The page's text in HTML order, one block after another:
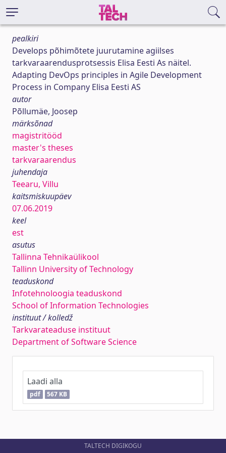
pealkiri
Develops põhimõtete juurutamine agiilses
tarkvaraarendusprotsessis Elisa Eesti As näitel.
Adapting DevOps principles in Agile Development
Process in Company Elisa Eesti AS
autor
Põllumäe, Joosep
märksõnad
magistritööd
master's theses
tarkvaraarendus
juhendaja
Teearu, Villu
kaitsmiskuupäev
07.06.2019
keel
est
asutus
Tallinna Tehnikaülikool
Tallinn University of Technology
teaduskond
Infotehnoloogia teaduskond
School of Information Technologies
instituut / kolledž
Tarkvarateaduse instituut
Department of Software Science
Laadi alla
pdf 567 KB
TALTECH DIGIKOGU